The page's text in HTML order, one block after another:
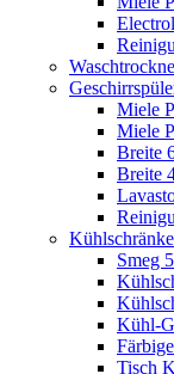
Miele
Miele
Breite
Breite
Kühlschränke
Smeg
Kühl-
Tisch